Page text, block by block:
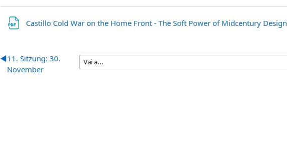
Castillo Cold War on the Home Front - The Soft Power of Midcentury Design
◀︎11. Sitzung: 30.
November